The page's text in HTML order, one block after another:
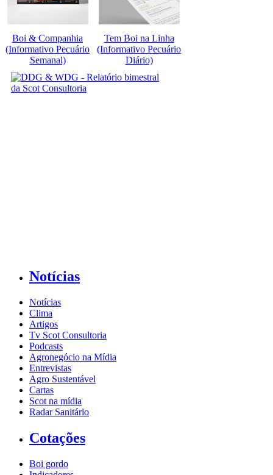
Boi & Companhia
(Informativo Pecuário
Semanal)
Tem Boi na Linha
(Informativo Pecuário
Diário)
Notícias
Notícias
Clima
Artigos
Tv Scot Consultoria
Podcasts
Agronegócio na Mídia
Entrevistas
Agro Sustentável
Cartas
Scot na mídia
Radar Sanitário
Cotações
Boi gordo